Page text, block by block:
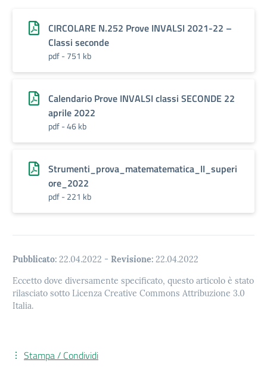
CIRCOLARE N.252 Prove INVALSI 2021-22 –
Classi seconde
pdf - 751 kb
Calendario Prove INVALSI classi SECONDE 22
aprile 2022
pdf - 46 kb
Strumenti_prova_matematematica_II_superi
ore_2022
pdf - 221 kb
Pubblicato: 22.04.2022 - Revisione: 22.04.2022
Eccetto dove diversamente specificato, questo articolo è stato
rilasciato sotto Licenza Creative Commons Attribuzione 3.0
Italia.
Stampa / Condividi